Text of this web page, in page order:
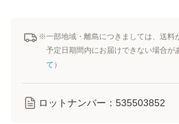
※一部地域・離島につきましては、送料
予定日期間内にお届けできない場合が
て ）
ロットナンバー： 535503852